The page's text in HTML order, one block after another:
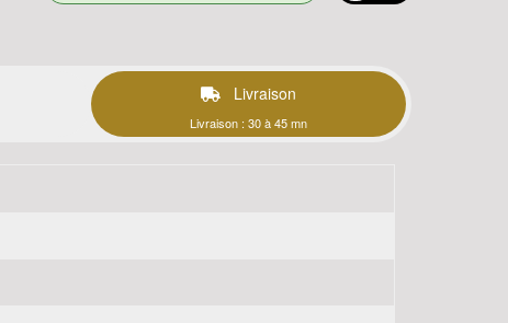
Livraison
Livraison : 30 à 45 mn